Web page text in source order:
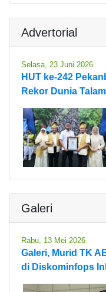
Advertorial
Selasa, 23 Juni 2026
HUT ke-242
Rekor Dunia
Galeri
Rabu, 13 Mei 2026
Galeri, Murid TK
di Diskominfops